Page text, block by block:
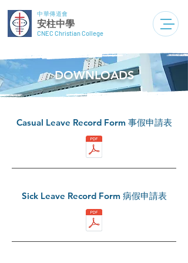
中華傳道會
安柱中學
CNEC Christian College
DOWNLOADS
Casual Leave Record Form 事假申請表
Sick Leave Record Form 病假申請表